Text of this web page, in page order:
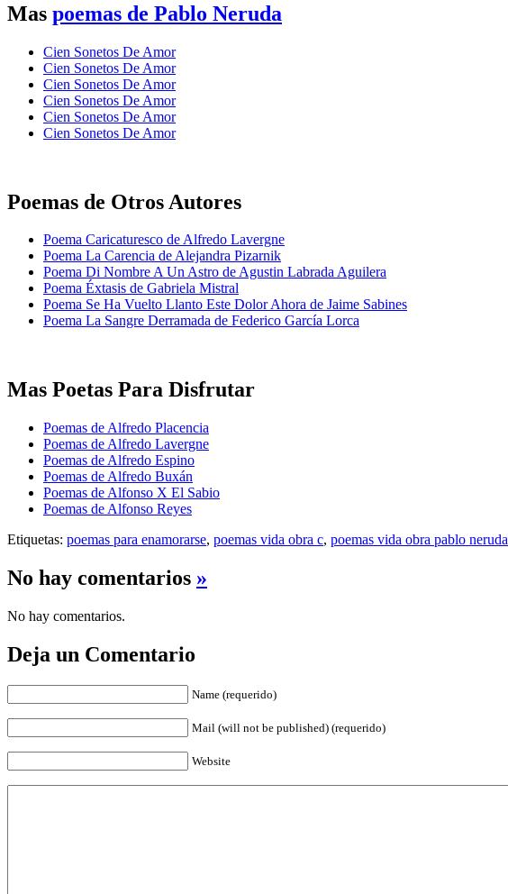
Mas poemas de Pablo Neruda
Cien Sonetos De Amor
Cien Sonetos De Amor
Cien Sonetos De Amor
Cien Sonetos De Amor
Cien Sonetos De Amor
Cien Sonetos De Amor
Poemas de Otros Autores
Poema Caricaturesco de Alfredo Lavergne
Poema La Carencia de Alejandra Pizarnik
Poema Di Nombre A Un Astro de Agustin Labrada Aguilera
Poema Éxtasis de Gabriela Mistral
Poema Se Ha Vuelto Llanto Este Dolor Ahora de Jaime Sabines
Poema La Sangre Derramada de Federico García Lorca
Mas Poetas Para Disfrutar
Poemas de Alfredo Placencia
Poemas de Alfredo Lavergne
Poemas de Alfredo Espino
Poemas de Alfredo Buxán
Poemas de Alfonso X El Sabio
Poemas de Alfonso Reyes
Etiquetas: poemas para enamorarse, poemas vida obra c, poemas vida obra pablo neruda
No hay comentarios »
No hay comentarios.
Deja un Comentario
Name (requerido)
Mail (will not be published) (requerido)
Website